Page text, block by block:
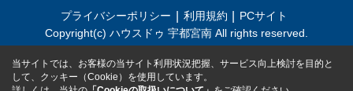
プライバシーポリシー 利用規約
PCサイト
Copyright(c) ハウスドゥ 宇都宮南 All rights reserved.
当サイトでは、お客様の当サイト利用状況把握、サービス向上検討を目的と
して、クッキー（Cookie）を使用しています。